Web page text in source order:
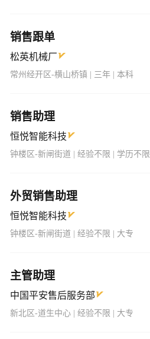
销售跟单
松英机械厂
常州经开区-横山桥镇 | 三年 | 本科
销售助理
恒悦智能科技
钟楼区-新闸街道 | 经验不限 | 学历不限
外贸销售助理
恒悦智能科技
钟楼区-新闸街道 | 经验不限 | 大专
主管助理
中国平安售后服务部
新北区-道生中心 | 经验不限 | 大专